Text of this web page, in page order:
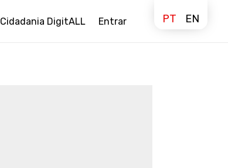
Cidadania DigitALL Entrar PT EN